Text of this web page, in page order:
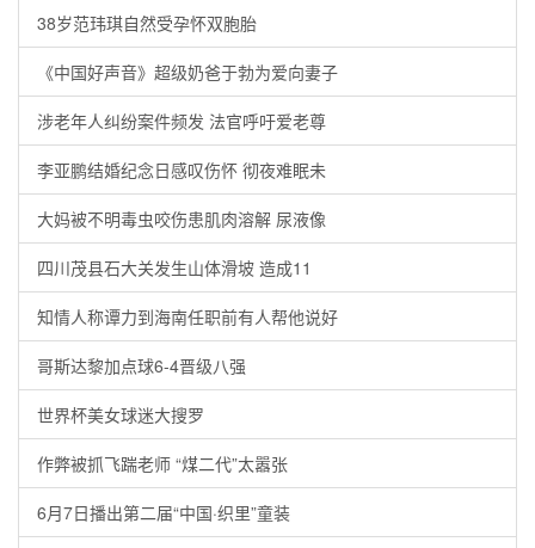
38岁范玮琪自然受孕怀双胞胎
《中国好声音》超级奶爸于勃为爱向妻子
涉老年人纠纷案件频发 法官呼吁爱老尊
李亚鹏结婚纪念日感叹伤怀 彻夜难眠未
大妈被不明毒虫咬伤患肌肉溶解 尿液像
四川茂县石大关发生山体滑坡 造成11
知情人称谭力到海南任职前有人帮他说好
哥斯达黎加点球6-4晋级八强
世界杯美女球迷大搜罗
作弊被抓飞踹老师 “煤二代”太嚣张
6月7日播出第二届“中国·织里”童装